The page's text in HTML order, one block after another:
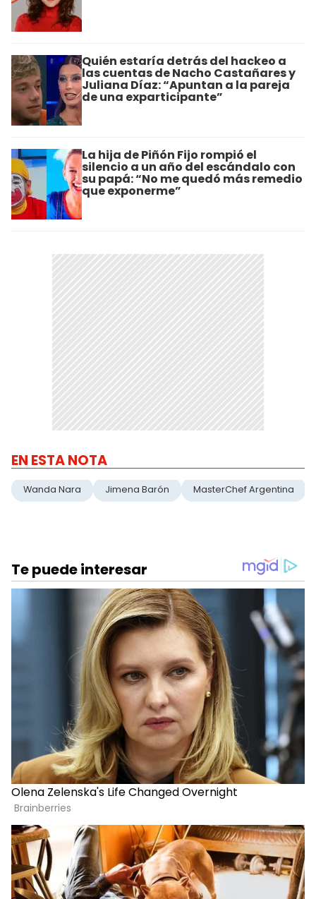
Quién estaría detrás del hackeo a
las cuentas de Nacho Castañares y
Juliana Díaz: “Apuntan a la pareja
de una exparticipante”
La hija de Piñón Fijo rompió el
silencio a un año del escándalo con
su papá: “No me quedó más remedio
que exponerme”
EN ESTA NOTA
Wanda Nara Jimena Barón MasterChef Argentina